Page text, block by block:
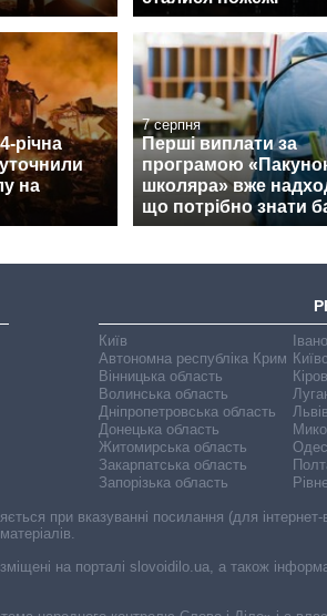
річна
на
7 серпня
Перші виплати за
програмою
школяра» вже
що потрібно знати
Київ
Автономна республіка Крим
Вінницька область
Волинська область
Дніпропетровська область
Донецька область
Житомирська область
Закарпатська область
Запорізька область
при вказуванні посилання (для
на порталі slovoidilo.ua, а також